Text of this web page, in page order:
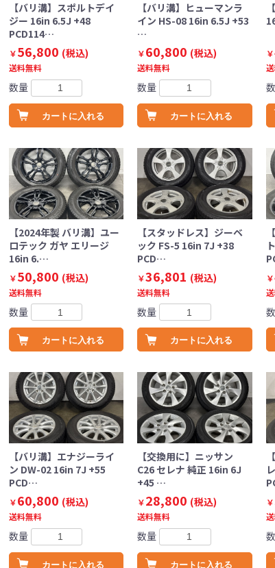
【バリ溝】スポルトデイ
ジー 16in 6.5J +48
PCD114…
￥56,800 (税込)
送料無料
数量
カートに入れる
【バリ溝】ヒューマンラ
イン HS-08 16in 6.5J +53
…
￥60,800 (税込)
送料無料
数量
カートに入れる
￥
【2024年製 バリ溝】ユー
ロテック ガヤ エリージ
16in 6.…
￥50,800 (税込)
送料無料
数量
カートに入れる
【スタッドレス】ジーベ
ック FS-5 16in 7J +38
PCD…
￥36,801 (税込)
送料無料
数量
カートに入れる
￥
【バリ溝】エナジーライ
ン DW-02 16in 7J +55
PCD…
￥60,800 (税込)
送料無料
数量
カートに入れる
【交換用に】ニッサン
C26 セレナ 純正 16in 6J
+45 …
￥28,800 (税込)
送料無料
数量
カートに入れる
￥